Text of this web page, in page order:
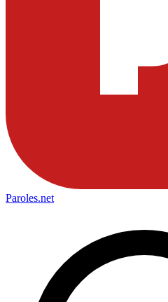
Paroles.net